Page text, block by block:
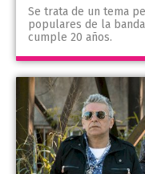
Se trata de un tema
populares de la
cumple 20 años.